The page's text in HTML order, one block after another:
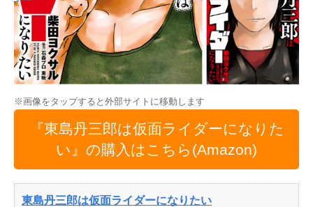
※画像をタップすると外部サイトに移動します
『東島丹三郎は仮面ライダーになりた
い』の購入はこちら(Amazon)
東島丹三郎は仮面ライダーになりたい